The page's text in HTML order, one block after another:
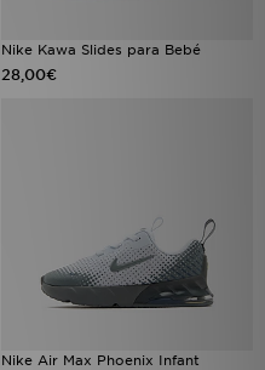
Nike Kawa Slides para Bebé
28,00€
Nike Air Max Phoenix Infant